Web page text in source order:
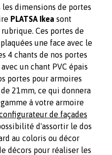
dimensions de portes
PLATSA Ikea sont
Ces portes de
une face avec le
4 chants de nos portes
un chant PVC épais
portes pour armoires
21mm, ce qui donnera
à votre armoire
de façades
d'assortir le dos
au coloris ou décor
décors pour réaliser les